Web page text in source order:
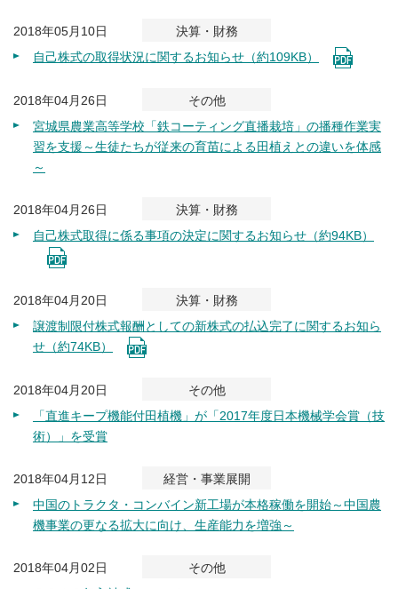
2018年05月10日
決算・財務
自己株式の取得状況に関するお知らせ（約109KB）
2018年04月26日
その他
宮城県農業高等学校「鉄コーティング直播栽培」の播種作業実
習を支援～生徒たちが従来の育苗による田植えとの違いを体感
～
2018年04月26日
決算・財務
自己株式取得に係る事項の決定に関するお知らせ（約94KB）
2018年04月20日
決算・財務
譲渡制限付株式報酬としての新株式の払込完了に関するお知ら
せ（約74KB）
2018年04月20日
その他
「直進キープ機能付田植機」が「2017年度日本機械学会賞（技
術）」を受賞
2018年04月12日
経営・事業展開
中国のトラクタ・コンバイン新工場が本格稼働を開始～中国農
機事業の更なる拡大に向け、生産能力を増強～
2018年04月02日
その他